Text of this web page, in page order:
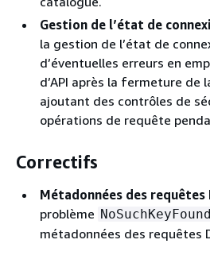
Gestion de l’état de
la gestion de l’état de
d’éventuelles erreurs en
d’API après la fermeture de
ajoutant des contrôles de
opérations de requête
Correctifs
Métadonnées des requêtes
problème NoSuchKeyFound
métadonnées des requêtes